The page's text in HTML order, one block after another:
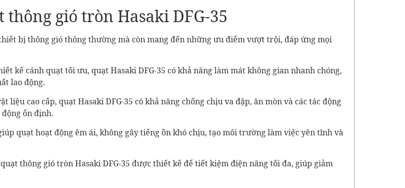
gió tròn Hasaki DFG-35
bị thông gió thông thường mà còn mang đến những ưu điểm vượt trội, đáp ứng mọi
kế cánh quạt tối ưu, quạt Hasaki DFG-35 có khả năng làm mát không gian nhanh chóng,
lao động.
cao cấp, quạt Hasaki DFG-35 có khả năng chống chịu va đập, ăn mòn và các tác động
ổn định.
quạt hoạt động êm ái, không gây tiếng ồn khó chịu, tạo môi trường làm việc yên tĩnh và
thông gió tròn Hasaki DFG-35 được thiết kế để tiết kiệm điện năng tối đa, giúp giảm